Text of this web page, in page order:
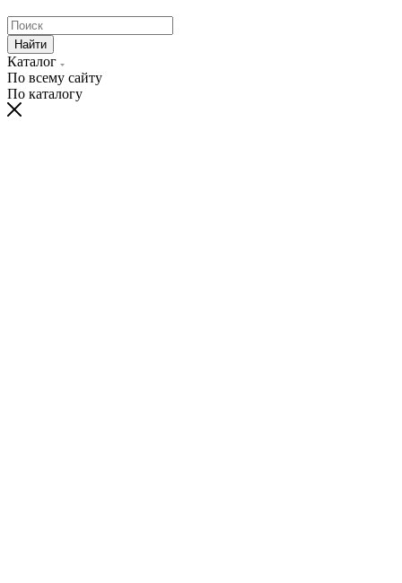
Найти
Каталог
По всему сайту
По каталогу